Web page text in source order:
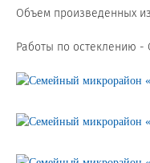
Продажа Б/У
Объем произведенных
Работы по остеклению